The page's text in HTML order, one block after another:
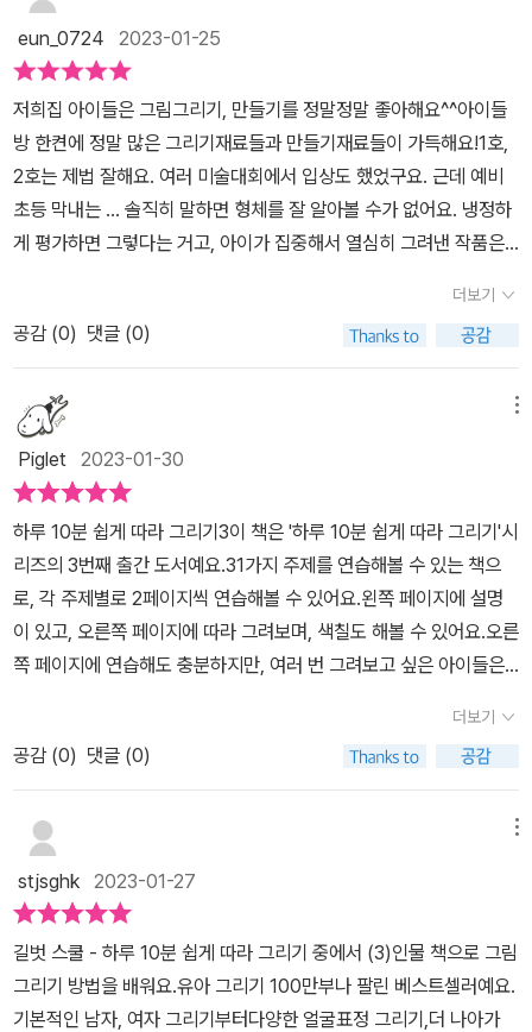
날짜도 작성할 수 있게 되어 있어서하루하루 노력하면서 향상된 자신
의 그림실력을 아이들도 느껴 볼 수 있게 되어 있어요~​정말 아이디어
가득한 책이라 생각됩니다!!!​이 책을 보고 소소한 아이의 그림이 사람
의 동작모습이 상상되게 잘 그려진 모습을 보여서 그져 웃음이 나더
라는요~덩달아 엄마도 같이 그림을 그려야하는 시간을 가질 수 밖에
없기도 했지만요 ㅎㅎ그만큼 이 책 하나로 아이와 즐거운 시간을 보
낼 수 있는 장점까지 주는 책이더라는 것이지요~!!!​아이들과 즐거운
이 책 참 좋은 것 같아요~!!​​​​​​​​​​'해당업체로부터 도서만을 제공받아 작성
된 후기입니다' ​
고 나가 활용할 수 있어서 참 간편했어요. 아이가 이 책의 빈 공간을
다 채우고 나면 성장 일기로 보관해도 좋을 것 같다는 생각이 들었어
요.매일 하루 10분씩 이 책으로 그림을 연습한다면 아이의 실력이 쑥
쑥 향상될거라고 확신해요. 저희 아이 역시 처음에는 자신이 없어했
는데 꾸준히 반복적으로 이 책에서 안내된 대로 따라 그려보니 재미
있어하더라고요. 덕분에 연필잡는 연습도 해보고 자신만의 개성있는
그림을 그리는 것을 보니 흐뭇했어요. 표현력과 창의력을 길러볼 수
있는 이 책을 꼭 활용해보세요~^^출판사로부터 도서를 제공받아 읽
eun_0724 2023-01-25
저희집 아이들은 그림그리기, 만들기를 정말정말 좋아해요^^아이들
방 한켠에 정말 많은 그리기재료들과 만들기재료들이 가득해요!1호,
2호는 제법 잘해요. 여러 미술대회에서 입상도 했었구요. 근데 예비
초등 막내는 ... 솔직히 말하면 형체를 잘 알아볼 수가 없어요. 냉정하
게 평가하면 그렇다는 거고, 아이가 집중해서 열심히 그려낸 작품은
사람을 죄다 졸라맨으로 그려넣는건 ... 이제 3월이면 초등학교 입학
도 하는데 미술시간이 살짝 걱정되더라구요. 막내랑 요즘 길벗스쿨의
기적의 한글시리즈 열심히 하고 있는데 <하루10분 쉽게 따라그리기
3권>이 최근 출간되었더라구요^^ 이 교재는 만6세에서 초등저학년
친구들에게 추천되는 교재구요. 주제는 '인물'이에요. 저희집 막내에
게 딱 필요한! 그런 교재였어요!​그리기방법은 1부터 순서대로 그리면
그림이 완성돼요. 처음부터 잘 그릴 것이라는 기대감은 살짝 내려놓
구요. 뭐 하다보면 언젠가? 잘 그릴겁니다! 또 연습페이지가 있어서
연습한 그리기방법대로 직접 그려볼 수도 있어요. 색칠도요! 초등학
교 입학하면 그림일기, 독서기록장, 또 통합교과 배울때 인물 그림이
많이 필요할텐데 이번 겨울방학에 하루 10분씩, 꾸준하게 그림연습
해보려구요.
더보기
공감 (0) 댓글 (0)
Piglet 2023-01-30
하루 10분 쉽게 따라 그리기3이 책은 '하루 10분 쉽게 따라 그리기'시
리즈의 3번째 출간 도서예요.31가지 주제를 연습해볼 수 있는 책으
로, 각 주제별로 2페이지씩 연습해볼 수 있어요.왼쪽 페이지에 설명
이 있고, 오른쪽 페이지에 따라 그려보며, 색칠도 해볼 수 있어요.오른
쪽 페이지에 연습해도 충분하지만, 여러 번 그려보고 싶은 아이들은
림체가 단순하고 명료하여 어린 아이들도 따라하기 좋아요.차례대로
그리기 연습을 해도 좋고, 목차를 보고 필요한 부분부터 먼저 그려도
좋을 것 같아요.여러 동작이나 얼굴 표정, 직업 등을 따라 그리며 연습
할 수 있어서 이 책을 통해 그리기 연습을 하면 그림 일기등에도 유용
하게 활용할 수 있을 것 같아요.어릴 땐 미술학원을 다녀도 창의미술
위주로 하니 그리기 실력도 크게 늘지 않고, 그림 실력이부족한 아이
들은 특히 동작을 표현하는 데 한계가 있더라구요.저희 아이는 그림
일기 쓸 떄마다 배경은 그럭저럭 그리지만 사람 그리는 걸 어려워했
는데, 그럴 때 유용한 책 같아요.
더보기
공감 (0) 댓글 (0)
stjsghk 2023-01-27
길벗 스쿨 - 하루 10분 쉽게 따라 그리기 중에서 (3)인물 책으로 그림
그리기 방법을 배워요.유아 그리기 100만부나 팔린 베스트셀러예요.
기본적인 남자, 여자 그리기부터다양한 얼굴표정 그리기,더 나아가